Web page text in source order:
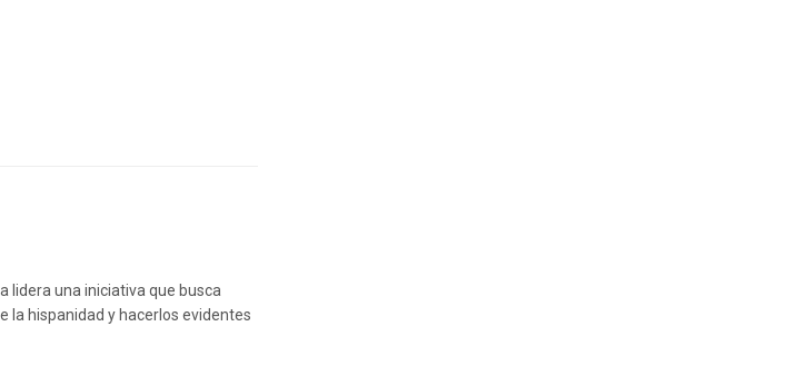
lidera una iniciativa que busca
la hispanidad y hacerlos evidentes